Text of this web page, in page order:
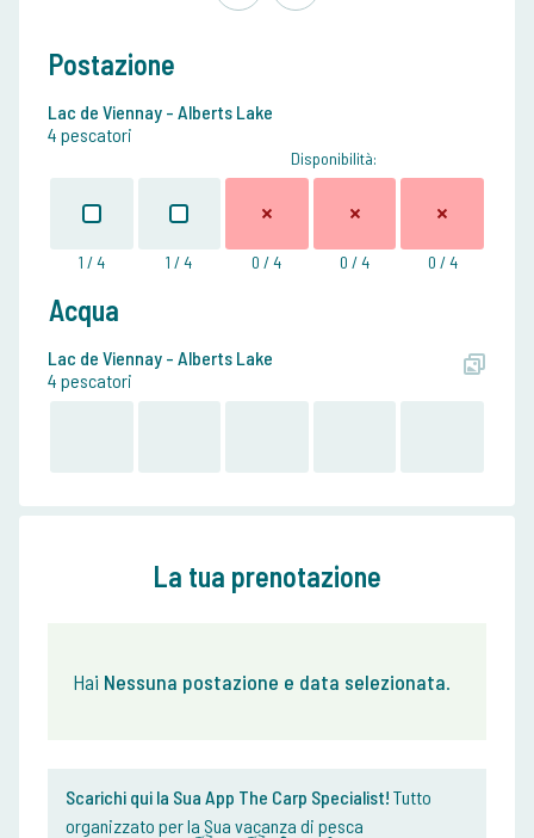
Postazione
Lac de Viennay - Alberts Lake
4 pescatori
Disponibilità:
1 / 4 1 / 4 0 / 4 0 / 4 0 / 4
Acqua
Lac de Viennay - Alberts Lake
4 pescatori
La tua prenotazione
Hai Nessuna postazione e data selezionata.
Scarichi qui la Sua App The Carp Specialist! Tutto
organizzato per la Sua vacanza di pesca